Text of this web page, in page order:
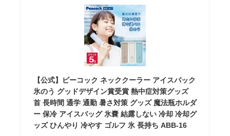
【公式】ピーコック ネッククーラー アイスパック
氷のう グッドデザイン賞受賞 熱中症対策グッズ
首 長時間 通学 通勤 暑さ対策 グッズ 魔法瓶ホルダ
ー 保冷 アイスバッグ 氷嚢 結露しない 冷却 冷却グ
ッズ ひんやり 冷やす ゴルフ 氷 長持ち ABB-16